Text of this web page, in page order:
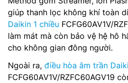
giúp thanh lọc không khí toàn
Daikin 1 chiều FCFG60AV1V/
làm mát mà còn bảo vệ hệ hô
cho không gian đông người.
Ngoài ra, điều hòa âm trần
FCFG60AV1V/RZFC60AGV19